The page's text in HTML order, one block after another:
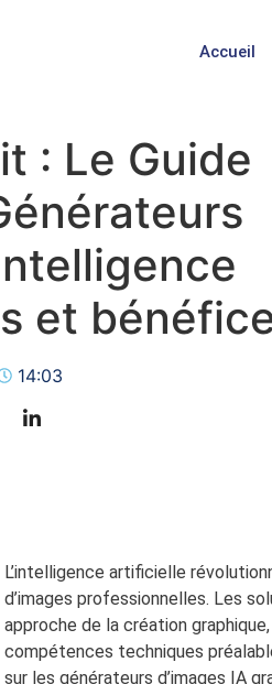
Accueil
: Le Guide
et
14:03
L’intelligence artificielle
d’images professionnelles. Les
approche de la création
compétences techniques
sur les générateurs d’images IA